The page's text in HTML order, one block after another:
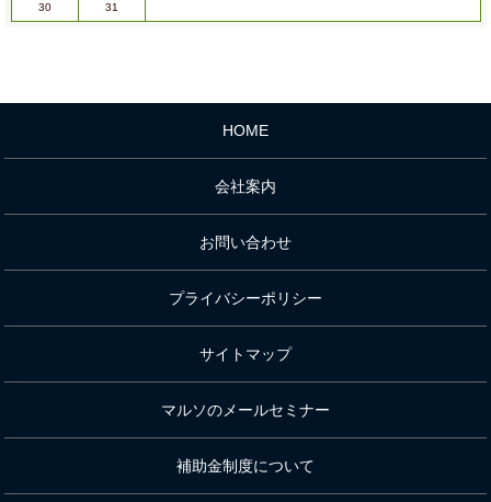
30 31
HOME
会社案内
お問い合わせ
プライバシーポリシー
サイトマップ
マルソのメールセミナー
補助金制度について